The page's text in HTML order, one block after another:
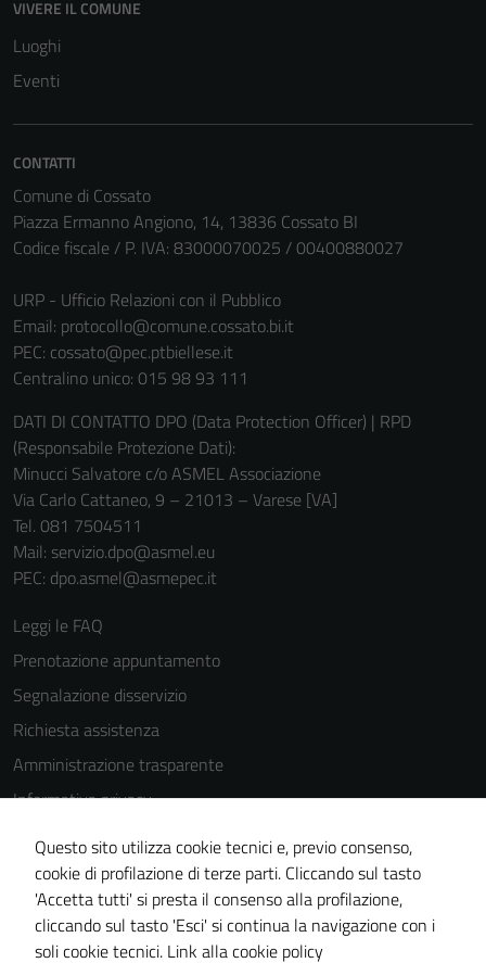
VIVERE IL COMUNE
Luoghi
Eventi
CONTATTI
Comune di Cossato
Piazza Ermanno Angiono, 14, 13836 Cossato BI
Codice fiscale / P. IVA: 83000070025 / 00400880027
URP - Ufficio Relazioni con il Pubblico
Email: protocollo@comune.cossato.bi.it
PEC: cossato@pec.ptbiellese.it
Centralino unico: 015 98 93 111
DATI DI CONTATTO DPO (Data Protection Officer) | RPD
(Responsabile Protezione Dati):
Minucci Salvatore c/o ASMEL Associazione
Via Carlo Cattaneo, 9 – 21013 – Varese [VA]
Tel. 081 7504511
Mail: servizio.dpo@asmel.eu
PEC: dpo.asmel@asmepec.it
Leggi le FAQ
Prenotazione appuntamento
Segnalazione disservizio
Richiesta assistenza
Amministrazione trasparente
Informativa privacy
Cookie Policy
Note legali
Dichiarazione di accessibilità
Piano di miglioramento del sito
Questo sito utilizza cookie tecnici e, previo consenso,
cookie di profilazione di terze parti. Cliccando sul tasto
'Accetta tutti' si presta il consenso alla profilazione,
cliccando sul tasto 'Esci' si continua la navigazione con i
soli cookie tecnici. Link alla cookie policy
Questi cookie